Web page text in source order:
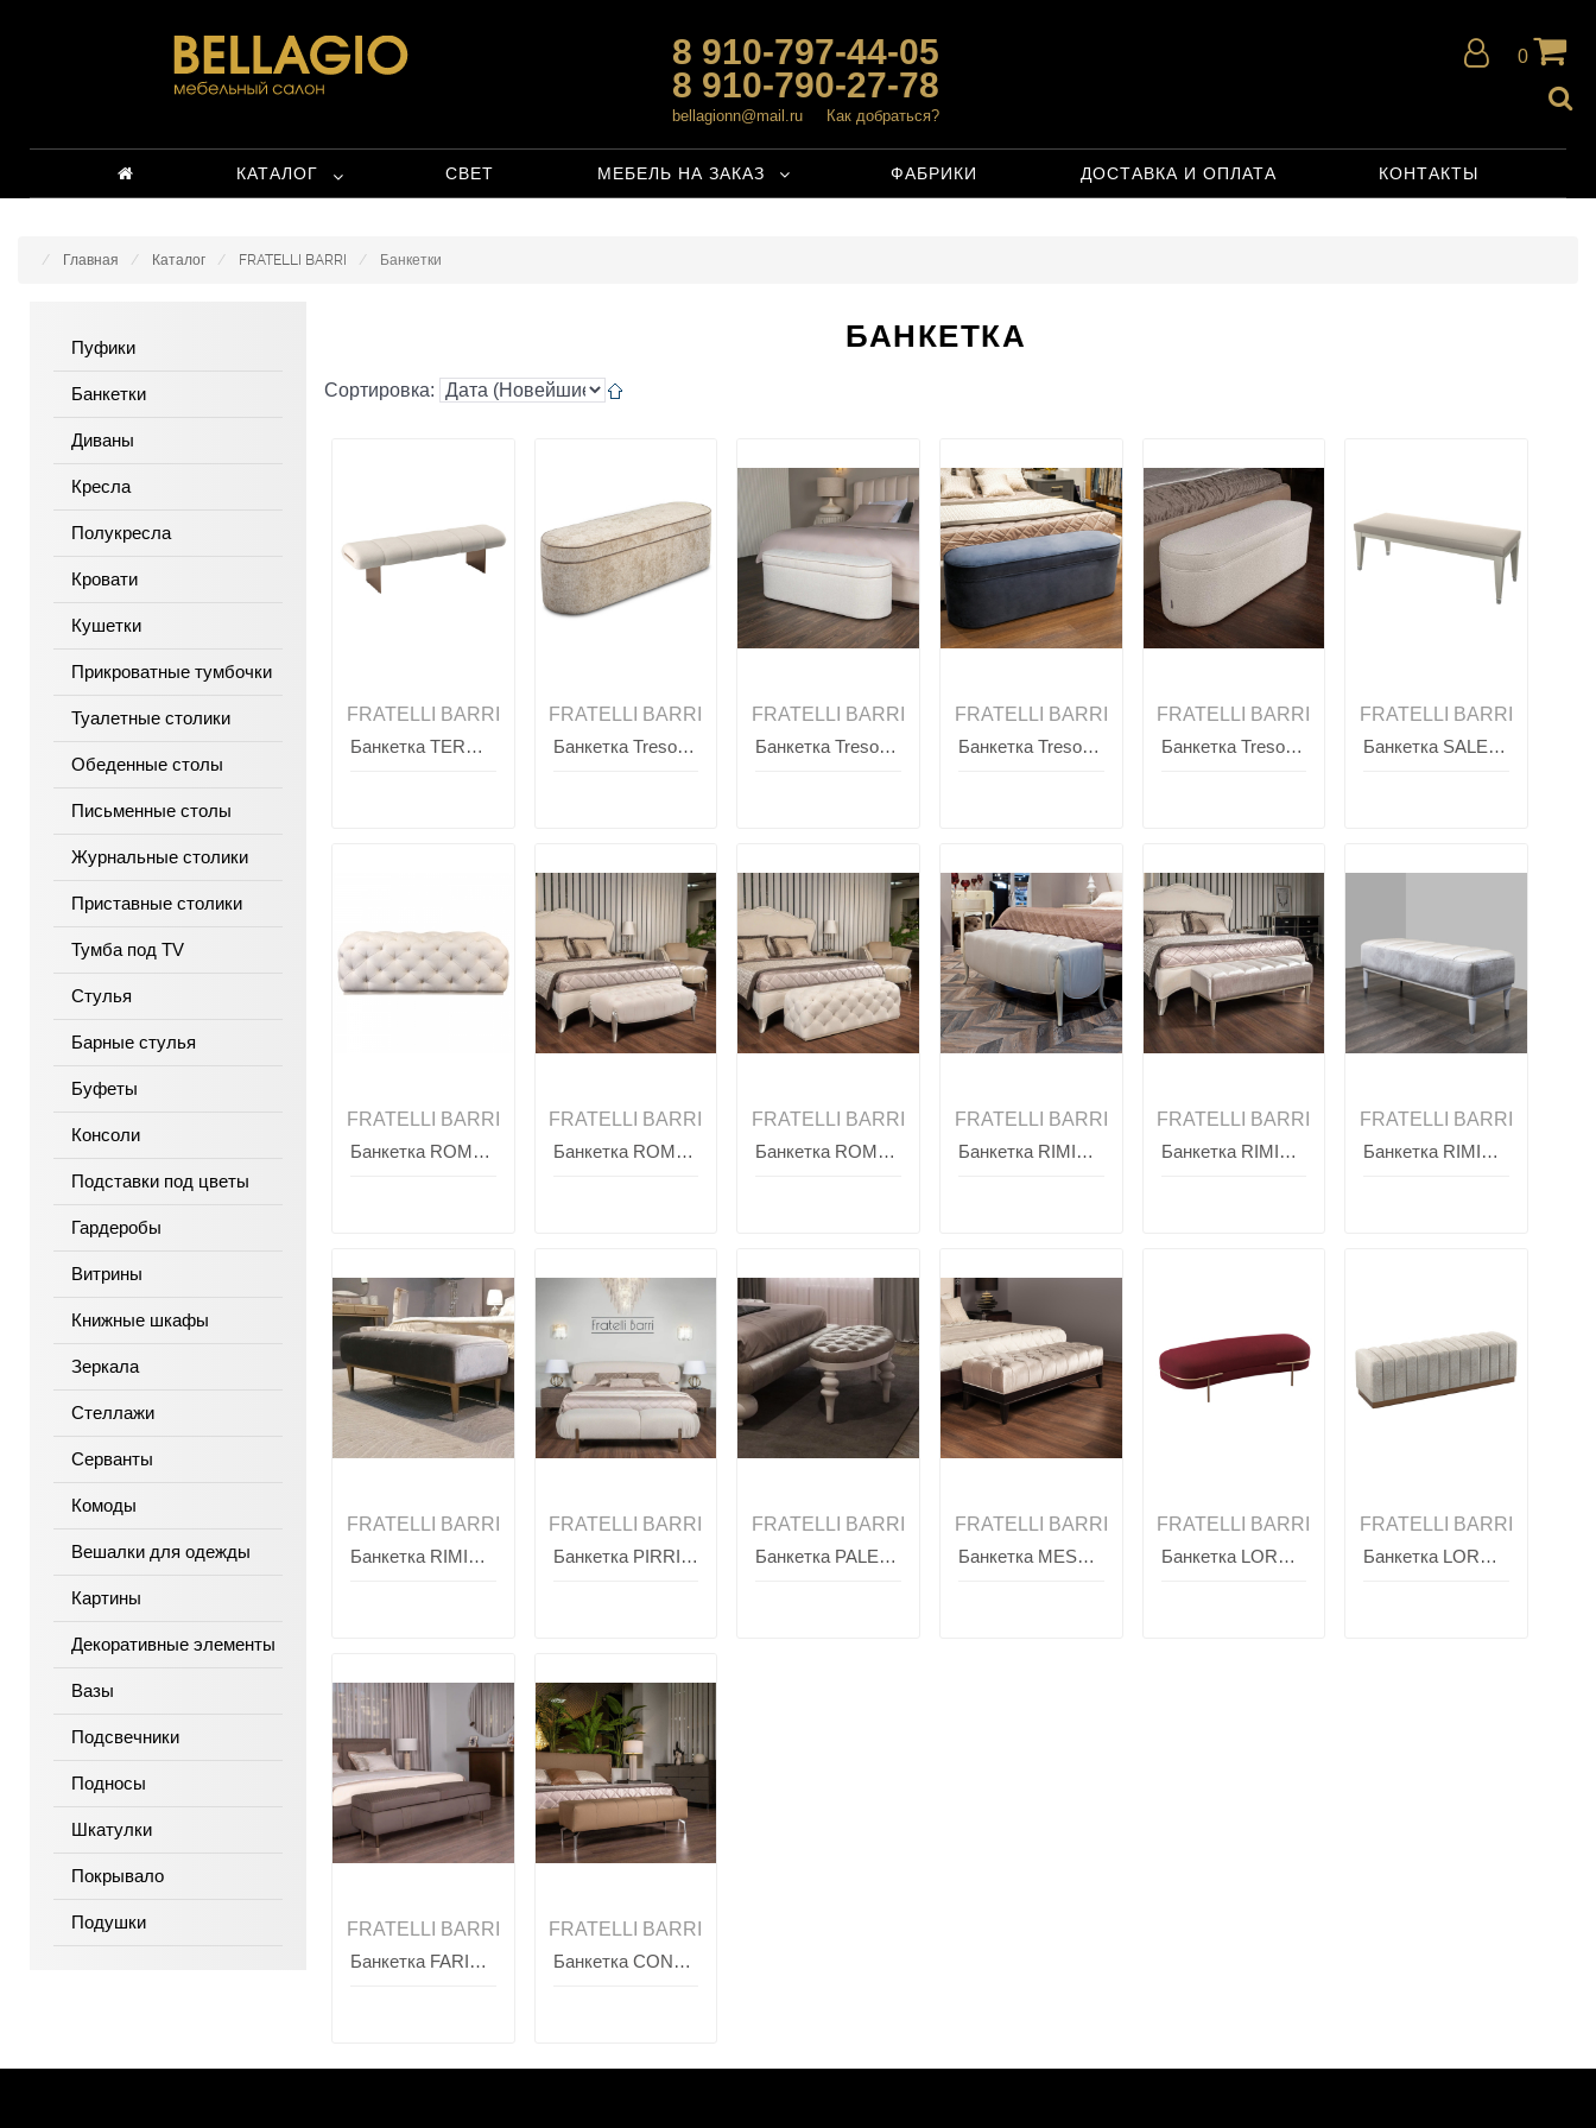
8 910-797-44-05
8 910-790-27-78
bellagionn@mail.ru Как добраться?
0
КАТАЛОГ СВЕТ МЕБЕЛЬ НА ЗАКАЗ ФАБРИКИ ДОСТАВКА И ОПЛАТА КОНТАКТЫ
Главная Каталог FRATELLI BARRI Банкетки
Пуфики
Банкетки
Диваны
Кресла
Полукресла
Кровати
Кушетки
Прикроватные тумбочки
Туалетные столики
Обеденные столы
Письменные столы
Журнальные столики
Приставные столики
Тумба под TV
Стулья
Барные стулья
Буфеты
Консоли
Подставки под цветы
Гардеробы
Витрины
Книжные шкафы
Зеркала
Стеллажи
Серванты
Комоды
Вешалки для одежды
Картины
Декоративные элементы
Вазы
Подсвечники
Подносы
Шкатулки
Покрывало
Подушки
БАНКЕТКА
Сортировка:
FRATELLI BARRI
Банкетка TERNI, FRATELLI BARRI
FRATELLI BARRI
Банкетка Tresorino SELECTION, FRATELLI BARRI
FRATELLI BARRI
Банкетка Tresorino SELECTION, FRATELLI BARRI
FRATELLI BARRI
Банкетка Tresorino SELECTION, FRATELLI BARRI
FRATELLI BARRI
Банкетка Tresorino SELECTION, FRATELLI BARRI
FRATELLI BARRI
Банкетка SALERNO, FRATELLI BARRI
FRATELLI BARRI
Банкетка ROMA, FRATELLI BARRI
FRATELLI BARRI
Банкетка ROMA, FRATELLI BARRI
FRATELLI BARRI
Банкетка ROMA, FRATELLI BARRI
FRATELLI BARRI
Банкетка RIMINI, FRATELLI BARRI
FRATELLI BARRI
Банкетка RIMINI, FRATELLI BARRI
FRATELLI BARRI
Банкетка RIMINI, FRATELLI BARRI
FRATELLI BARRI
Банкетка RIMINI, FRATELLI BARRI
FRATELLI BARRI
Банкетка PIRRI, FRATELLI BARRI
FRATELLI BARRI
Банкетка PALERMO, FRATELLI BARRI
FRATELLI BARRI
Банкетка MESTRE, FRATELLI BARRI
FRATELLI BARRI
Банкетка LORETO, FRATELLI BARRI
FRATELLI BARRI
Банкетка LORETO, FRATELLI BARRI
FRATELLI BARRI
Банкетка FARINI, FRATELLI BARRI
FRATELLI BARRI
Банкетка CONCEPT, FRATELLI BARRI